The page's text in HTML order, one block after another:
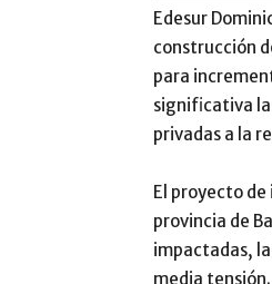
Edesur
construcción
para
significativa
privadas a la
El proyecto
provincia de
impactadas,
media tensión.